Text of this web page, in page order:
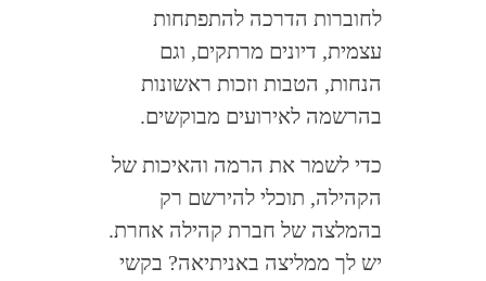
לחוברות הדרכה להתפתחות
עצמית, דיונים מרתקים, וגם
הנחות, הטבות וזכות ראשונות
בהרשמה לאירועים מבוקשים.
כדי לשמר את הרמה והאיכות של
הקהילה, תוכלי להירשם רק
בהמלצה של חברת קהילה אחרת.
יש לך ממליצה באניתיאה? בקשי